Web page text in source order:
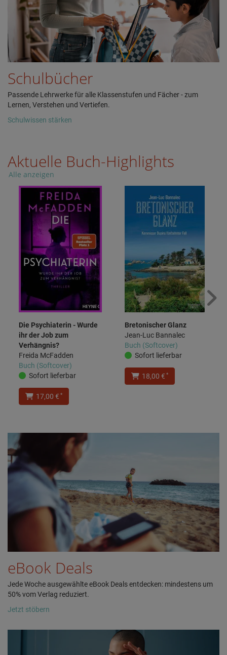
Schulbücher
Passende Lehrwerke für alle Klassenstufen und Fächer - zum
Lernen, Verstehen und Vertiefen.
Schulwissen stärken
Aktuelle Buch-Highlights
Alle anzeigen
Die Psychiaterin - Wurde
ihr der Job zum
Verhängnis?
Freida McFadden
Buch (Softcover)
Sofort lieferbar
17,00 € *
Bretonischer Glanz
Jean-Luc Bannalec
Buch (Softcover)
Sofort lieferbar
18,00 € *
eBook Deals
Jede Woche ausgewählte eBook Deals entdecken: mindestens um
50% vom Verlag reduziert.
Jetzt stöbern